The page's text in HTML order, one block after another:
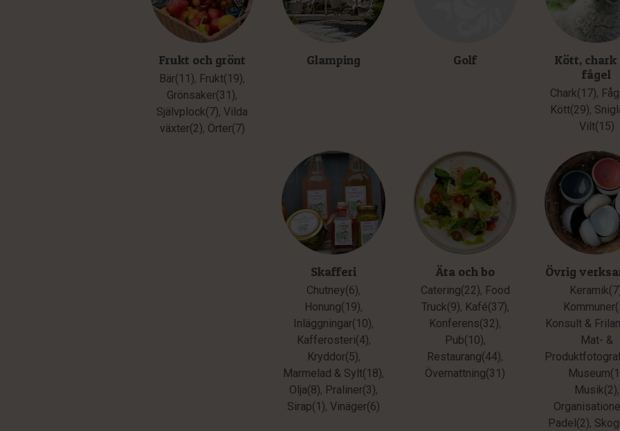
Frukt och grönt
Bär(11), Frukt(19),
Grönsaker(31),
Självplock(7), Vilda
växter(2), Örter(7)
Glamping Golf
Kött, chark
fågel
Chark(17),
Kött(29),
Vilt(15)
Skafferi
Chutney(6),
Honung(19),
Inläggningar(10),
Kafferosteri(4),
Kryddor(5),
Marmelad & Sylt(18),
Olja(8), Praliner(3),
Sirap(1), Vinäger(6)
Äta och bo
Catering(22), Food
Truck(9), Kafé(37),
Konferens(32),
Pub(10),
Restaurang(44),
Övernattning(31)
Övrig
Konsult &
Mat- &
Musik(2),
Padel(2),